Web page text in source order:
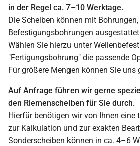
in der Regel ca. 7–10 Werktage.
Die Scheiben können mit
Befestigungsbohrungen
Wählen Sie hierzu unter
"Fertigungsbohrung" die passende
Für größere Mengen können Sie uns
Auf Anfrage führen wir gerne
den Riemenscheiben für Sie durch.
Hierfür benötigen wir von Ihnen eine
zur Kalkulation und zur exakten
Sonderscheiben können in ca. 4–6